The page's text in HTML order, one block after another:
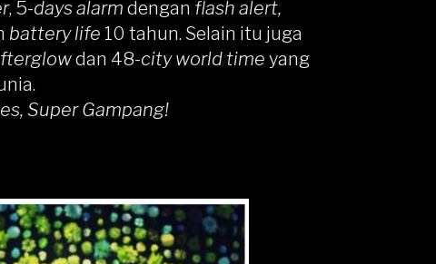
, 5-daysalarm dengan flash alert,
battery life 10 tahun. Selain itu juga
dan 48-city world time yang
Super Gampang!